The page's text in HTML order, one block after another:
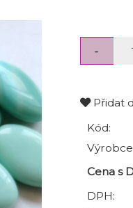
Přidat
Kód:
Cena s
DPH: